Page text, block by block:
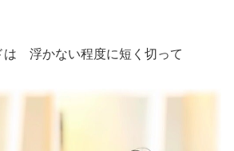
は 浮かない程度に短く切って